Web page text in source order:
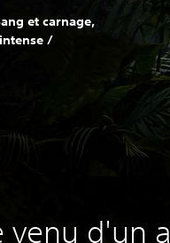
et carnage,
/
venu d'un